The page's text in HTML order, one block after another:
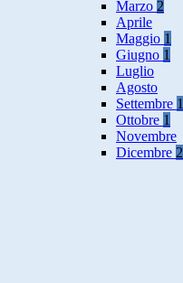
Marzo 2
Aprile
Maggio 1
Giugno 1
Luglio
Agosto
Settembre 1
Ottobre 1
Novembre
Dicembre 2